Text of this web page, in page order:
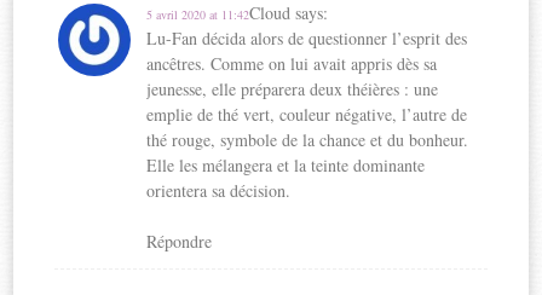
Cloud says:
5 avril 2020 at 11:42
Lu-Fan décida alors de questionner l’esprit des
ancêtres. Comme on lui avait appris dès sa
jeunesse, elle préparera deux théières : une
emplie de thé vert, couleur négative, l’autre de
thé rouge, symbole de la chance et du bonheur.
Elle les mélangera et la teinte dominante
orientera sa décision.
Répondre